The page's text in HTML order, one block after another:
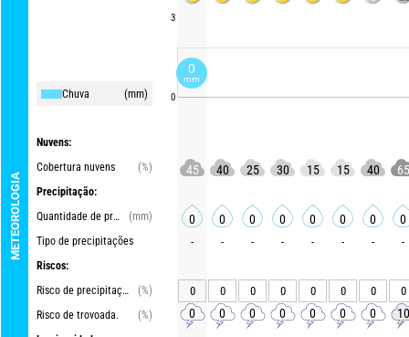
METEOROLOGIA
Chuva (mm)
Nuvens:
Cobertura nuvens
(%)
Precipitação:
Quantidade de precipitações
(mm)
Tipo de precipitações
Riscos:
Risco de precipitações
(%)
Risco de trovoada.
(%)
3
0
45 40 25 30 15 15 40 65
0 0 0 0 0 0 0 0
- - - - - - - -
0 0 0 0 0 0 0 0
0 0 0 0 0 0 0 10
0
mm